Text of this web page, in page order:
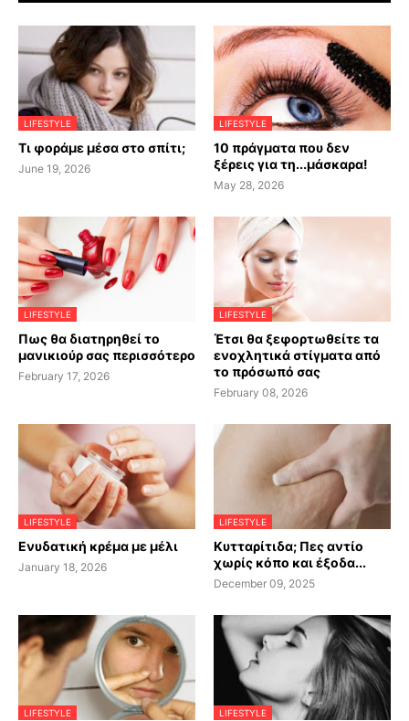
LIFESTYLE
Τι φοράμε μέσα στο σπίτι;
June 19, 2026
LIFESTYLE
10 πράγματα που δεν
ξέρεις για τη...μάσκαρα!
May 28, 2026
LIFESTYLE
Πως θα διατηρηθεί το
μανικιούρ σας περισσότερο
February 17, 2026
LIFESTYLE
Έτσι θα ξεφορτωθείτε τα
ενοχλητικά στίγματα από
το πρόσωπό σας
February 08, 2026
LIFESTYLE
Ενυδατική κρέμα με μέλι
January 18, 2026
LIFESTYLE
Κυτταρίτιδα; Πες αντίο
χωρίς κόπο και έξοδα...
December 09, 2025
LIFESTYLE LIFESTYLE